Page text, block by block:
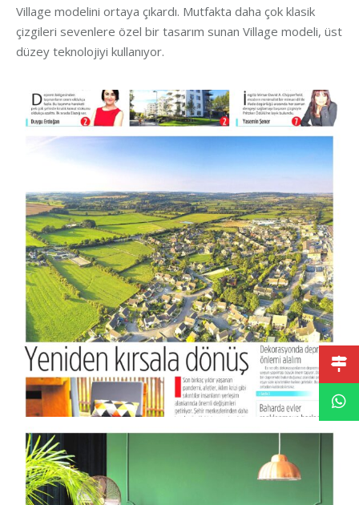
Village modelini ortaya çıkardı. Mutfakta daha çok klasik
çizgileri sevenlere özel bir tasarım sunan Village modeli, üst
düzey teknolojiyi kullanıyor.